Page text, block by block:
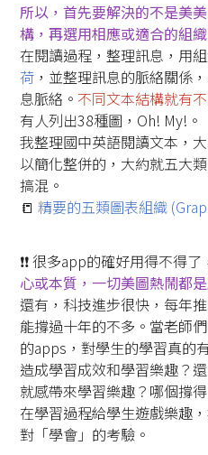
所以，首先要解決的不是美
構，再選用相應或適合的組織
在閱讀過程，整理訊息，用
荷 ，並整理訊息的脈絡關係
息脈絡。 不同文本結構就有
有人列出38種圖，Oh! My!。
我整理國中英語閱讀文本，
以簡化整併的，大約就五大
搞混。
📒 精要的五類圖表組織
❗️❗️ 很多app的確好用得不得了
心或本質，一切美圖熱鬧都
還有，科技進步很快，每年
能撐過十年的不多。當老師
的apps，對學生的學習真的
造成學習成效和學習樂趣？
就感帶來學習樂趣？哪個撐
在學習過程給學生遊戲樂趣
對「學會」的考驗。